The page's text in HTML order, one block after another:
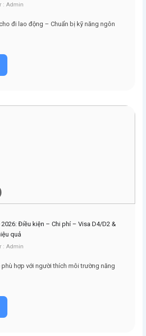
: Admin
đi lao động – Chuẩn bị kỹ năng ngôn
2026: Điều kiện – Chi phí – Visa D4/D2 &
quả
: Admin
phù hợp với người thích môi trường năng